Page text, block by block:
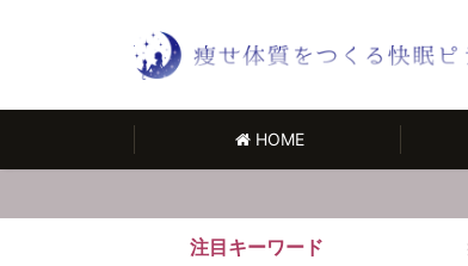
HOME
注目キーワード